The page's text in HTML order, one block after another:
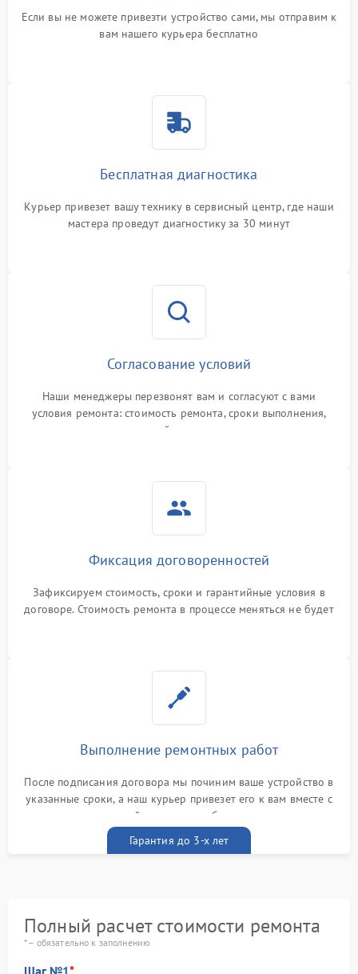
Если вы не можете привезти устройство сами, мы отправим к
вам нашего курьера бесплатно
Бесплатная диагностика
Курьер привезет вашу технику в сервисный центр, где наши
мастера проведут диагностику за 30 минут
Согласование условий
Наши менеджеры перезвонят вам и согласуют с вами
условия ремонта: стоимость ремонта, сроки выполнения,
гарантийные условия
Фиксация договоренностей
Зафиксируем стоимость, сроки и гарантийные условия в
договоре. Стоимость ремонта в процессе меняться не будет
Выполнение ремонтных работ
После подписания договора мы починим ваше устройство в
указанные сроки, а наш курьер привезет его к вам вместе с
гарантийным талоном бесплатно
Гарантия до 3-х лет
Полный расчет стоимости ремонта
* – обязательно к заполнению
Шаг №1